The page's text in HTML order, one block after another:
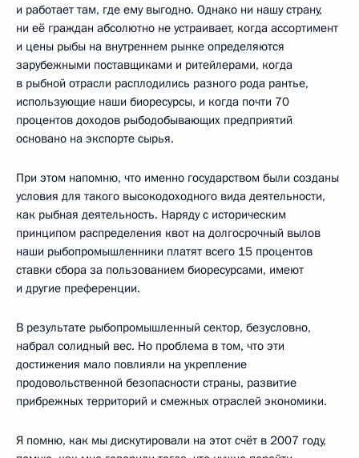
и работает там, где ему выгодно. Однако ни нашу страну,
ни её граждан абсолютно не устраивает, когда ассортимент
и цены рыбы на внутреннем рынке определяются
зарубежными поставщиками и ритейлерами, когда
в рыбной отрасли расплодились разного рода рантье,
использующие наши биоресурсы, и когда почти 70
процентов доходов рыбодобывающих предприятий
основано на экспорте сырья.
При этом напомню, что именно государством были созданы
условия для такого высокодоходного вида деятельности,
как рыбная деятельность. Наряду с историческим
принципом распределения квот на долгосрочный вылов
наши рыбопромышленники платят всего 15 процентов
ставки сбора за пользованием биоресурсами, имеют
и другие преференции.
В результате рыбопромышленный сектор, безусловно,
набрал солидный вес. Но проблема в том, что эти
достижения мало повлияли на укрепление
продовольственной безопасности страны, развитие
прибрежных территорий и смежных отраслей экономики.
Я помню, как мы дискутировали на этот счёт в 2007 году,